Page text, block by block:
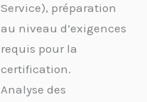
Service), préparation
au niveau d’exigences
requis pour la
certification.
Analyse des